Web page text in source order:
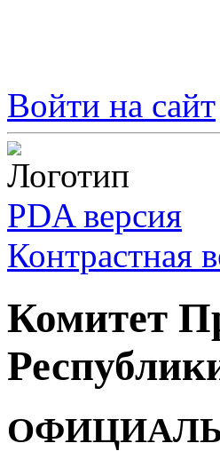
Войти на сайт
PDA версия
Контрастная
Комитет